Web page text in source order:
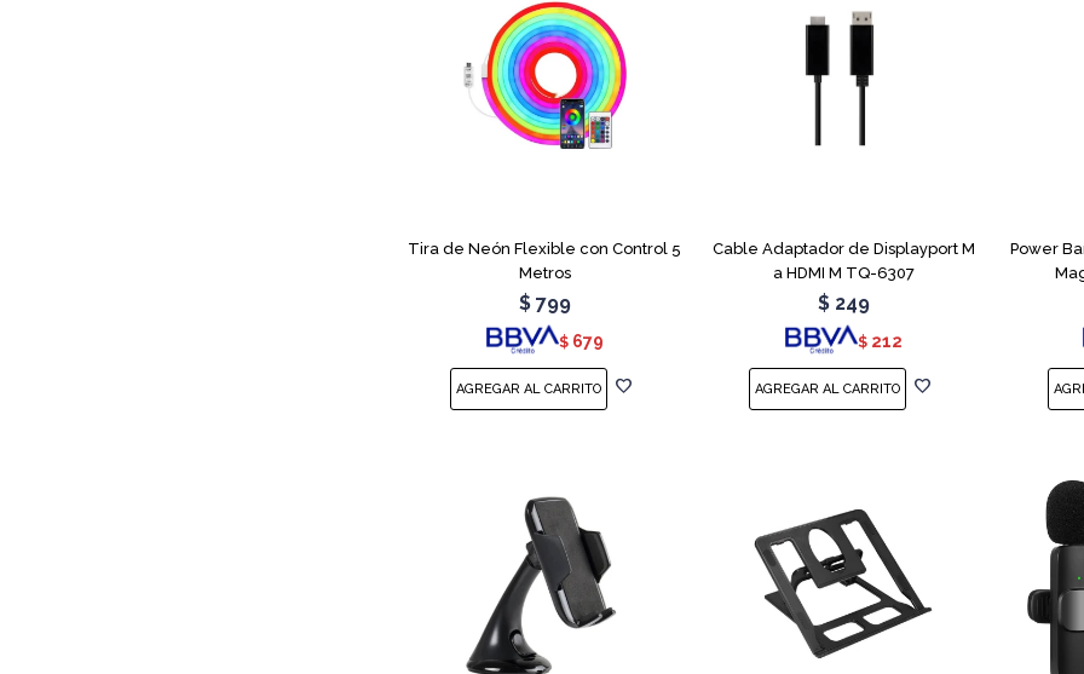
Tira de Neón Flexible con Control 5
Metros
$ 799
$ 679
Cable Adaptador de Displayport M
a HDMI M TQ-6307
$ 249
$ 212
Power